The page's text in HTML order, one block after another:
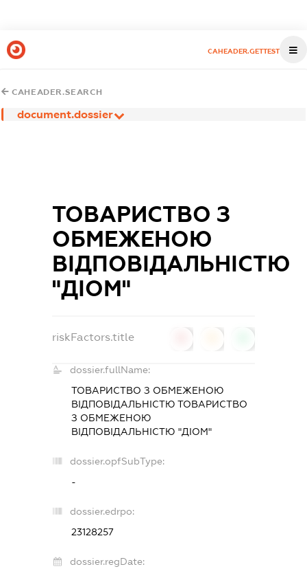
CAHEADER.GETTEST
CAHEADER.SEARCH
document.dossier
ТОВАРИСТВО З
ОБМЕЖЕНОЮ
ВІДПОВІДАЛЬНІСТЮ
"ДІОМ"
riskFactors.title
dossier.fullName:
ТОВАРИСТВО З ОБМЕЖЕНОЮ
ВІДПОВІДАЛЬНІСТЮ ТОВАРИСТВО
З ОБМЕЖЕНОЮ
ВІДПОВІДАЛЬНІСТЮ "ДІОМ"
dossier.opfSubType:
-
dossier.edrpo:
23128257
dossier.regDate: